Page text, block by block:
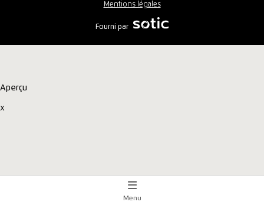
Mentions légales
Fourni par
Aperçu
x
Menu